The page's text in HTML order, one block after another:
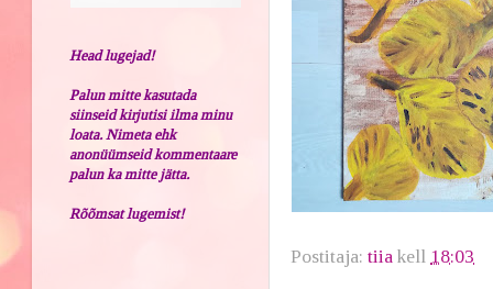
Postitaja:tiia kell 18:03
Head lugejad!
Palun mitte kasutada
siinseid kirjutisi ilma minu
loata. Nimeta ehk
anonüümseid kommentaare
palun ka mitte jätta.
Rõõmsat lugemist!